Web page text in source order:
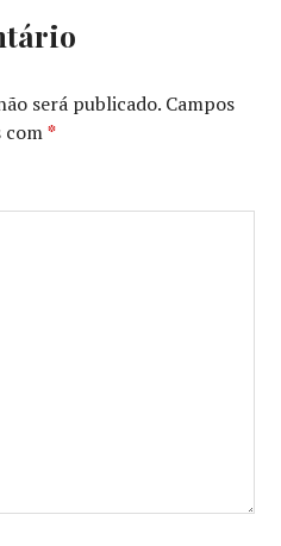
será publicado. Campos
com*